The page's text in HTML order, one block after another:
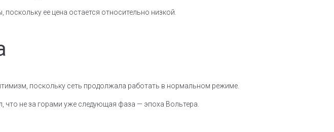
ее цена остается относительно низкой.
поскольку сеть продолжала работать в нормальном режиме.
что не за горами уже следующая фаза — эпоха Вольтера.